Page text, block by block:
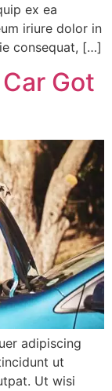
ex ea
iriure dolor in
consequat, […]
Got
adipiscing
ut
Ut wisi